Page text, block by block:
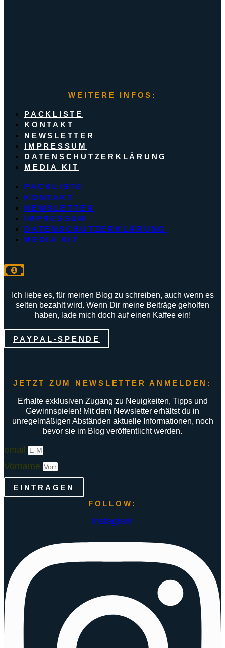
WEITERE INFOS:
PACKLISTE
KONTAKT
NEWSLETTER
IMPRESSUM
DATENSCHUTZERKLÄRUNG
MEDIA KIT
PACKLISTE
KONTAKT
NEWSLETTER
IMPRESSUM
DATENSCHUTZERKLÄRUNG
MEDIA KIT
Ich liebe es, für meinen Blog zu schreiben, auch wenn es
selten bezahlt wird. Wenn Dir meine Beiträge geholfen
haben, lade mich doch auf einen Kaffee ein!
PAYPAL-SPENDE
JETZT ZUM NEWSLETTER ANMELDEN:
Erhalte exklusiven Zugang zu Neuigkeiten, Tipps und
Gewinnspielen! Mit dem Newsletter erhältst du in
unregelmäßigen Abständen aktuelle Informationen, noch
bevor sie im Blog veröffentlicht werden.
email
Vorname
EINTRAGEN
FOLLOW:
Instagram